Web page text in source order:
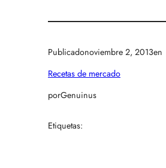
Publicadonoviembre 2, 2013en
Recetas de mercado
porGenuinus
Etiquetas: